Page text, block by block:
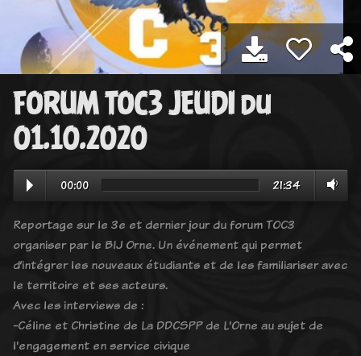
FORUM TOC3 JEUDI du
01.10.2020
00:00 21:34
Reportage sur le 3e et dernier jour du forum TOC3
organiser par le BIJ Orne. Un événement qui permet
d’intégrer les nouveaux étudiants et de les familiariser avec
le territoire et ses acteurs.
Avec les interviews de :
-Céline et Christine de La DDCSPP de L'Orne au sujet de
l'engagement en service civique